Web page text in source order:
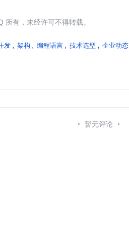
所有，未经许可不得转载。
发 架构 编程语言 技术选型 企业动态
暂无评论